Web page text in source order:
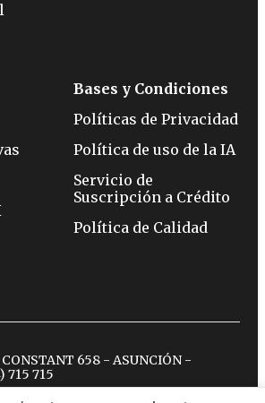
Bases y Condiciones
Políticas de Privacidad
Política de uso de la IA
Servicio de
Suscripción a Crédito
Política de Calidad
658 - ASUNCIÓN -
715 715